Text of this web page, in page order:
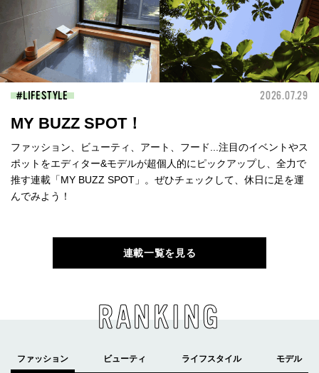
LIFESTYLE 2026.07.29
MY BUZZ SPOT！
ファッション、ビューティ、アート、フード...注目のイベントやス
ポットをエディター&モデルが超個人的にピックアップし、全力で
推す連載「MY BUZZ SPOT」。ぜひチェックして、休日に足を運
んでみよう！
連載一覧を見る
RANKING